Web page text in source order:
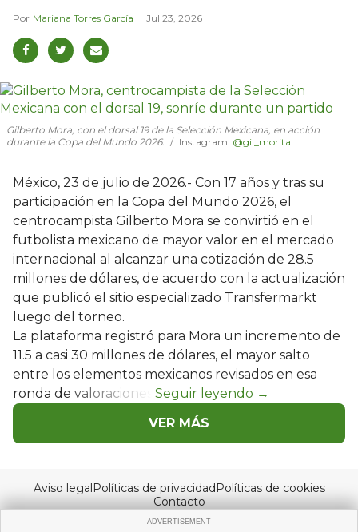
Mariana Torres García Jul 23, 2026
Gilberto Mora, con el dorsal 19 de la Selección Mexicana, en acción
durante la Copa del Mundo 2026.
Instagram: @gil_morita
México, 23 de julio de 2026.- Con 17 años y tras su
participación en la Copa del Mundo 2026, el
centrocampista Gilberto Mora se convirtió en el
futbolista mexicano de mayor valor en el mercado
internacional al alcanzar una cotización de 28.5
millones de dólares, de acuerdo con la actualización
que publicó el sitio especializado Transfermarkt
luego del torneo.
La plataforma registró para Mora un incremento de
11.5 a casi 30 millones de dólares, el mayor salto
entre los elementos mexicanos revisados en esa
ronda de valoraciones.
VER MÁS
Aviso legalPolíticas de privacidadPolíticas de cookies
Contacto